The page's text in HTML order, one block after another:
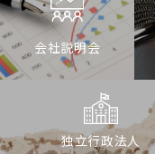
会社説明会
独立行政法人